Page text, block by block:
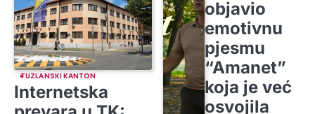
TUZLANSKI KANTON
Internetska
objavio
emotivnu
pjesmu
“Amanet”
koja je već
osvojila